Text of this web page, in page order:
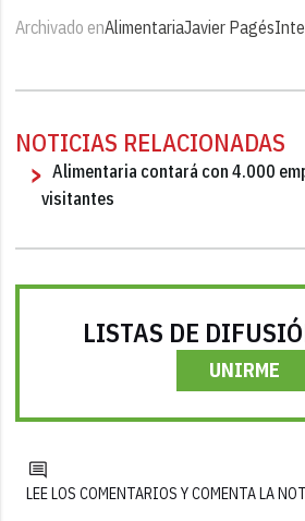
Archivado enAlimentariaJavier Pagés
NOTICIAS RELACIONADAS
Alimentaria contará con 4.000
visitantes
LISTAS DE
UNIRME
LEE LOS COMENTARIOS Y COMENTA LA